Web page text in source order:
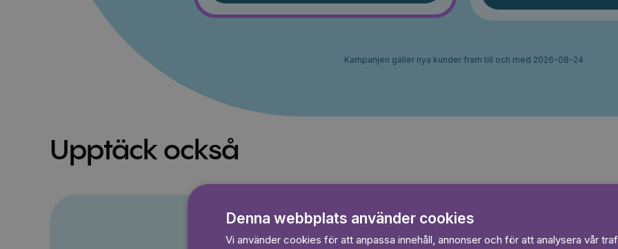
Kampanjen gäller nya kunder fram till och med 2026-08-24
Upptäck också
Denna webbplats använder cookies
Vi använder cookies för att anpassa innehåll, annonser och för att analysera vår